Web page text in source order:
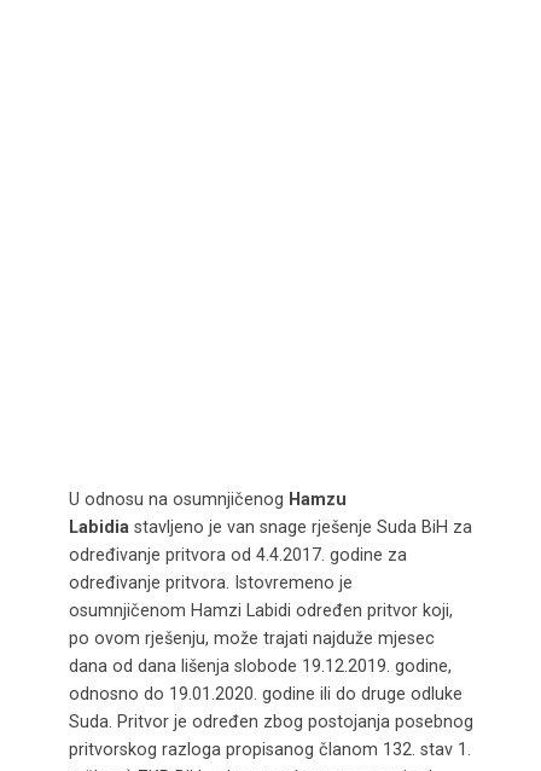
U odnosu na osumnjičenog Hamzu
Labidia stavljeno je van snage rješenje Suda BiH za
određivanje pritvora od 4.4.2017. godine za
određivanje pritvora. Istovremeno je
osumnjičenom Hamzi Labidi određen pritvor koji,
po ovom rješenju, može trajati najduže mjesec
dana od dana lišenja slobode 19.12.2019. godine,
odnosno do 19.01.2020. godine ili do druge odluke
Suda. Pritvor je određen zbog postojanja posebnog
pritvorskog razloga propisanog članom 132. stav 1.